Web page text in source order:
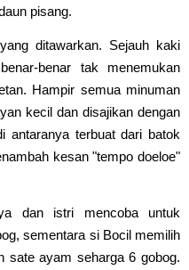
pisang.
ditawarkan. Sejauh kaki
benar tak menemukan
Hampir semua minuman
kecil dan disajikan dengan
antaranya terbuat dari batok
kesan "tempo doeloe"
dan istri mencoba untuk
sementara si Bocil memilih
sate ayam seharga 6 gobog.